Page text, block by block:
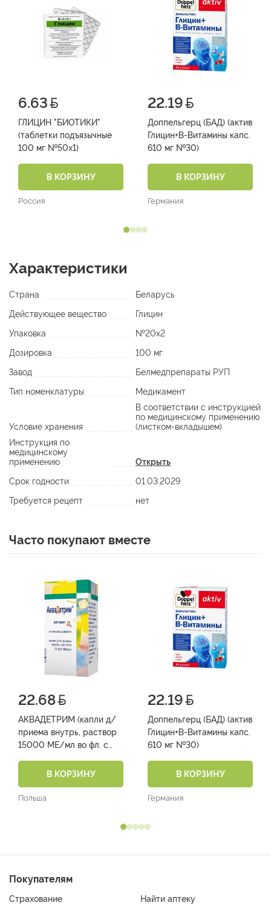
6.63
ГЛИЦИН "БИОТИКИ"
(таблетки подъязычные
100 мг №50х1)
В КОРЗИНУ
Россия
22.19
Доппельгерц (БАД) (актив
Глицин+В-Витамины капс.
610 мг №30)
В КОРЗИНУ
Германия
Характеристики
Страна
Беларусь
Действующее вещество
Глицин
Упаковка
№20х2
Дозировка
100 мг
Завод
Белмедпрепараты РУП
Тип номенклатуры
Медикамент
Условие хранения
В соответствии с инструкцией
по медицинскому применению
(листком-вкладышем)
Инструкция по
медицинскому
применению
Открыть
Срок годности
01.03.2029
Требуется рецепт
нет
Часто покупают вместе
22.68
АКВАДЕТРИМ (капли д/
приема внутрь, раствор
15000 МЕ/мл во фл. с
30мл №1)В КОРЗИНУ
Польша
22.19
Доппельгерц (БАД) (актив
Глицин+В-Витамины капс.
610 мг №30)
В КОРЗИНУ
Германия
Покупателям
Страхование
Найти аптеку